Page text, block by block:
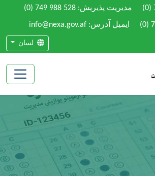
(0) مدیریت پذیریش: (0) 749 988 528
(0) ایمیل آدرس: info@nexa.gov.af
لسان